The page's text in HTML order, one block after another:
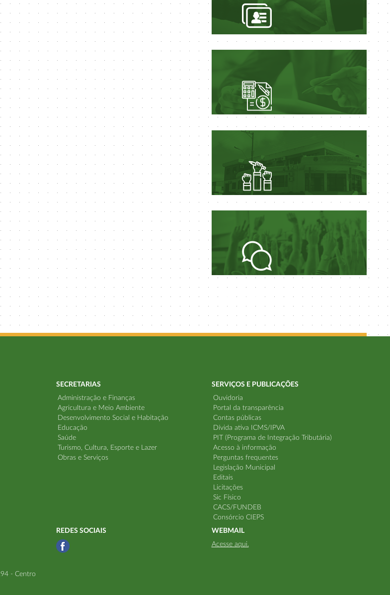
CONTAS PÚBLICAS
LEGISLAÇÃO
MUNICIPAL
SECRETARIAS
Administração e Finanças
Agricultura e Meio Ambiente
Desenvolvimento Social e Habitação
Educação
Saúde
Turismo, Cultura, Esporte e Lazer
Obras e Serviços
SERVIÇOS E PUBLICAÇÕES
Ouvidoria
Portal da transparência
Contas públicas
Dívida ativa ICMS/IPVA
PIT (Programa de Integração Tributária)
Acesso à informação
Perguntas frequentes
Legislação Municipal
Editais
Licitações
Sic Físico
CACS/FUNDEB
Consórcio CIEPS
- Centro
REDES SOCIAIS
WEBMAIL
Acesse aqui.